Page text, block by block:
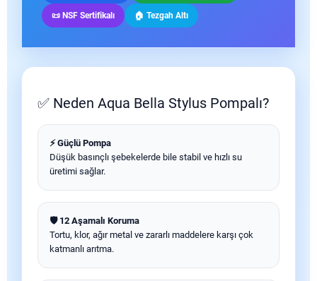
📜 NSF Sertifikalı 🏠 Tezgah Altı
✅ Neden Aqua Bella Stylus Pompalı?
⚡ Güçlü Pompa
Düşük basınçlı şebekelerde bile stabil ve hızlı su
üretimi sağlar.
🛡️ 12 Aşamalı Koruma
Tortu, klor, ağır metal ve zararlı maddelere karşı çok
katmanlı arıtma.